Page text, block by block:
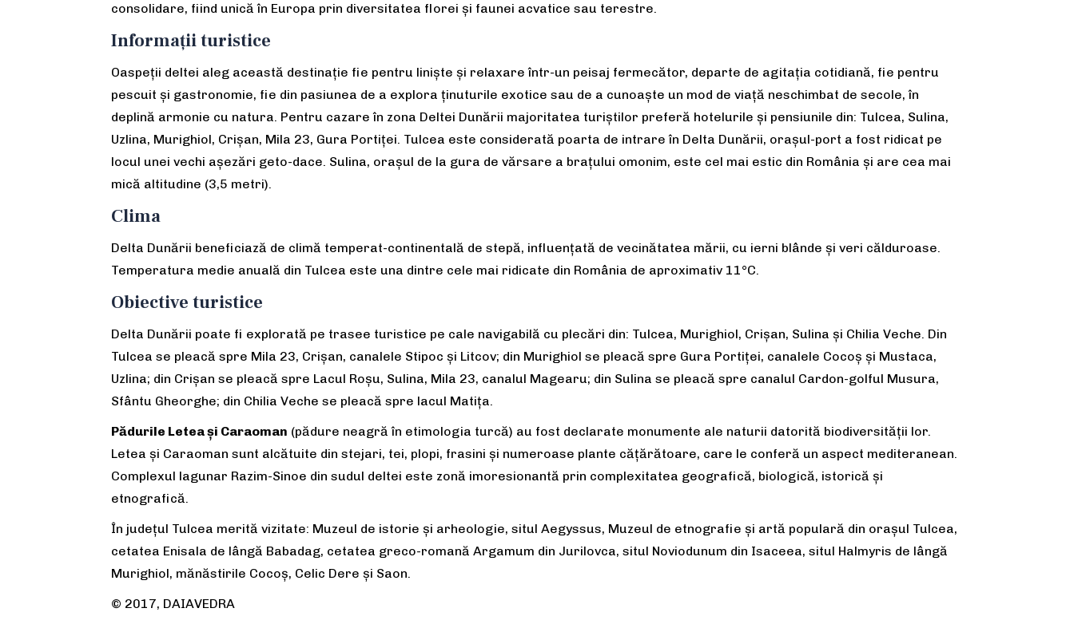
consolidare, fiind unică în Europa prin diversitatea florei și faunei acvatice sau terestre.
Informații turistice
Oaspeții deltei aleg această destinație fie pentru liniște și relaxare într-un peisaj fermecător, departe de agitația cotidiană, fie pentru
pescuit și gastronomie, fie din pasiunea de a explora ținuturile exotice sau de a cunoaște un mod de viață neschimbat de secole, în
deplină armonie cu natura. Pentru cazare în zona Deltei Dunării majoritatea turiștilor preferă hotelurile și pensiunile din: Tulcea, Sulina,
Uzlina, Murighiol, Crișan, Mila 23, Gura Portiței. Tulcea este considerată poarta de intrare în Delta Dunării, orașul-port a fost ridicat pe
locul unei vechi așezări geto-dace. Sulina, orașul de la gura de vărsare a brațului omonim, este cel mai estic din România și are cea mai
mică altitudine (3,5 metri).
Clima
Delta Dunării beneficiază de climă temperat-continentală de stepă, influențată de vecinătatea mării, cu ierni blânde și veri călduroase.
Temperatura medie anuală din Tulcea este una dintre cele mai ridicate din România de aproximativ 11°C.
Obiective turistice
Delta Dunării poate fi explorată pe trasee turistice pe cale navigabilă cu plecări din: Tulcea, Murighiol, Crișan, Sulina și Chilia Veche. Din
Tulcea se pleacă spre Mila 23, Crișan, canalele Stipoc și Litcov; din Murighiol se pleacă spre Gura Portiței, canalele Cocoș și Mustaca,
Uzlina; din Crișan se pleacă spre Lacul Roșu, Sulina, Mila 23, canalul Magearu; din Sulina se pleacă spre canalul Cardon-golful Musura,
Sfântu Gheorghe; din Chilia Veche se pleacă spre lacul Matița.
Pădurile Letea și Caraoman (pădure neagră în etimologia turcă) au fost declarate monumente ale naturii datorită biodiversității lor.
Letea și Caraoman sunt alcătuite din stejari, tei, plopi, frasini și numeroase plante cățărătoare, care le conferă un aspect mediteranean.
Complexul lagunar Razim-Sinoe din sudul deltei este zonă imoresionantă prin complexitatea geografică, biologică, istorică şi
etnografică.
În județul Tulcea merită vizitate: Muzeul de istorie și arheologie, situl Aegyssus, Muzeul de etnografie şi artă populară din orașul Tulcea,
cetatea Enisala de lângă Babadag, cetatea greco-romană Argamum din Jurilovca, situl Noviodunum din Isaceea, situl Halmyris de lângă
Murighiol, mănăstirile Cocoș, Celic Dere și Saon.
© 2017, DAIAVEDRA